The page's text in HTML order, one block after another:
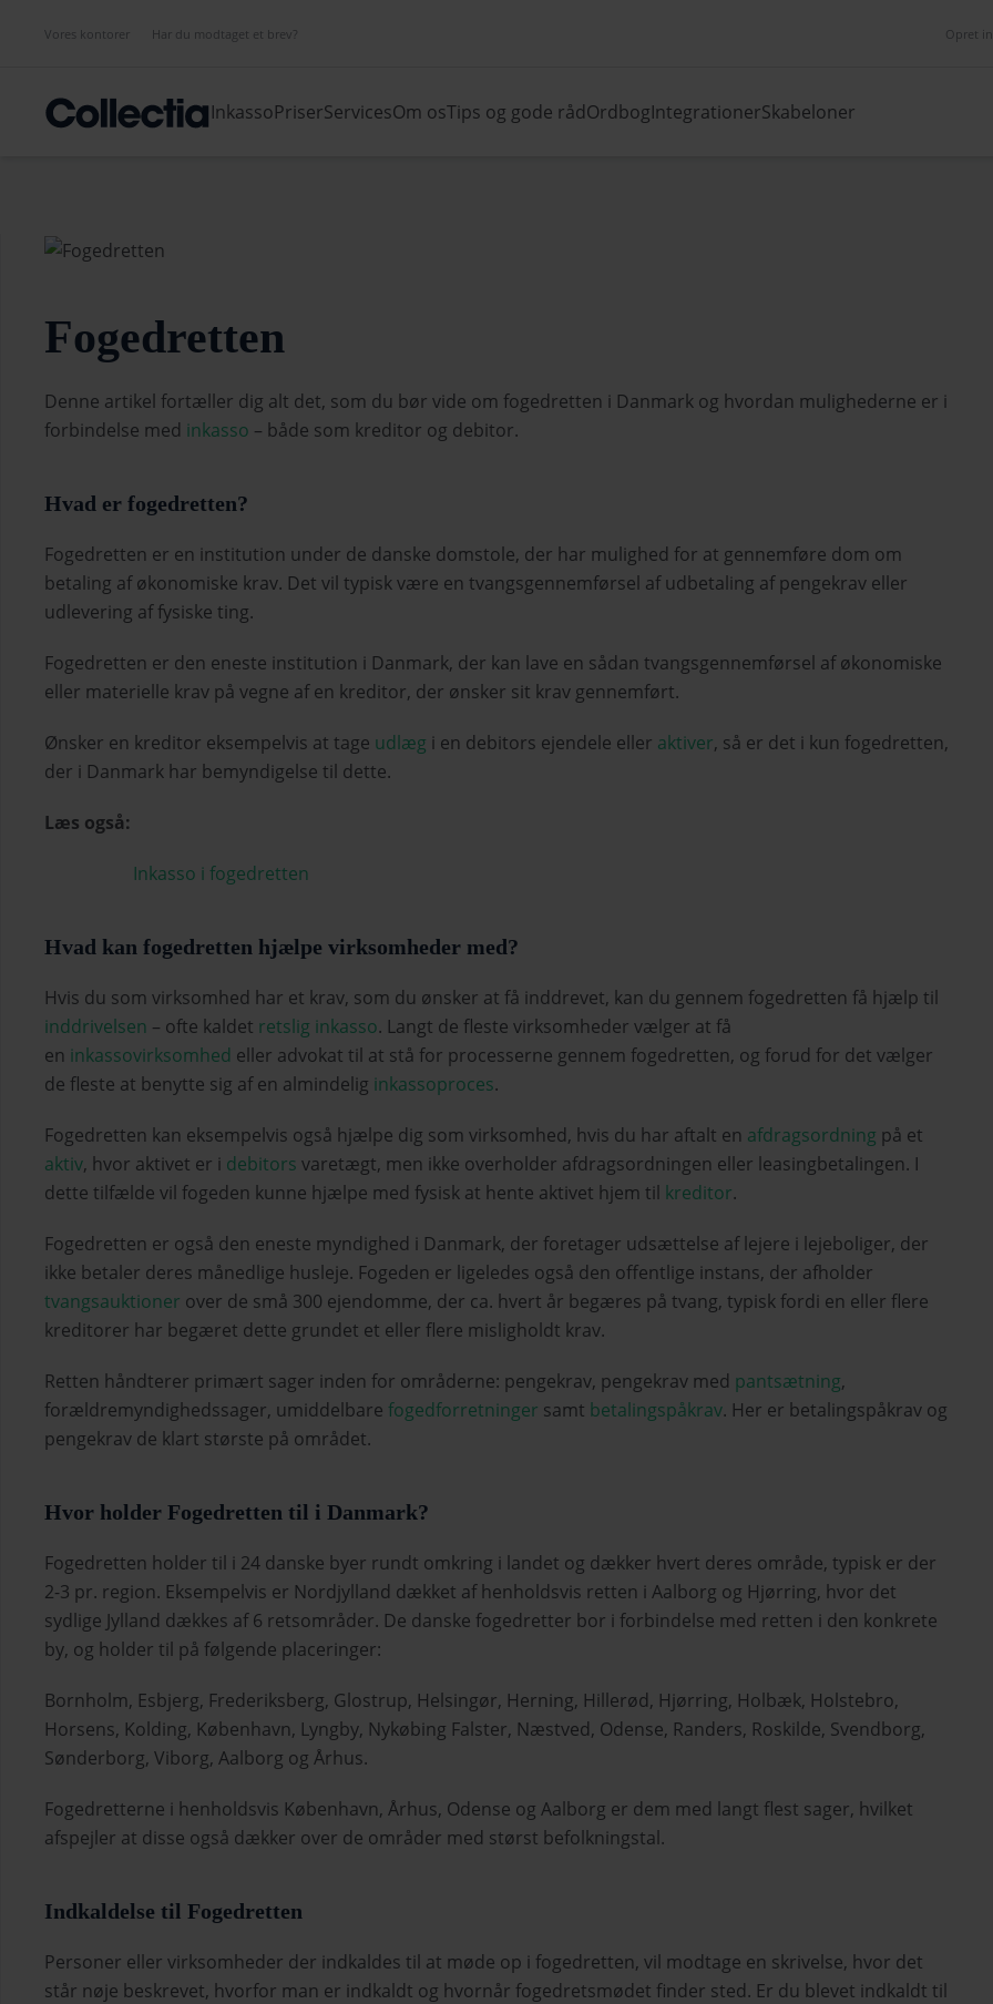
Vores kontorer Har du modtaget et brev? Opret
InkassoPriserServicesOm osTips og gode rådOrdbogIntegrationerSkabeloner
Fogedretten
Denne artikel fortæller dig alt det, som du bør vide om fogedretten i Danmark og hvordan mulighederne er i
forbindelse med inkasso – både som kreditor og debitor.
Hvad er fogedretten?
Fogedretten er en institution under de danske domstole, der har mulighed for at gennemføre dom om
betaling af økonomiske krav. Det vil typisk være en tvangsgennemførsel af udbetaling af pengekrav eller
udlevering af fysiske ting.
Fogedretten er den eneste institution i Danmark, der kan lave en sådan tvangsgennemførsel af økonomiske
eller materielle krav på vegne af en kreditor, der ønsker sit krav gennemført.
Ønsker en kreditor eksempelvis at tage udlæg i en debitors ejendele eller aktiver, så er det i kun fogedretten,
der i Danmark har bemyndigelse til dette.
Læs også:
Inkasso i fogedretten
Hvad kan fogedretten hjælpe virksomheder med?
Hvis du som virksomhed har et krav, som du ønsker at få inddrevet, kan du gennem fogedretten få hjælp til
inddrivelsen – ofte kaldet retslig inkasso. Langt de fleste virksomheder vælger at få
en inkassovirksomhed eller advokat til at stå for processerne gennem fogedretten, og forud for det vælger
de fleste at benytte sig af en almindelig inkassoproces.
Fogedretten kan eksempelvis også hjælpe dig som virksomhed, hvis du har aftalt en afdragsordning på et
aktiv, hvor aktivet er i debitors varetægt, men ikke overholder afdragsordningen eller leasingbetalingen. I
dette tilfælde vil fogeden kunne hjælpe med fysisk at hente aktivet hjem til kreditor.
Fogedretten er også den eneste myndighed i Danmark, der foretager udsættelse af lejere i lejeboliger, der
ikke betaler deres månedlige husleje. Fogeden er ligeledes også den offentlige instans, der afholder
tvangsauktioner over de små 300 ejendomme, der ca. hvert år begæres på tvang, typisk fordi en eller flere
kreditorer har begæret dette grundet et eller flere misligholdt krav.
Retten håndterer primært sager inden for områderne: pengekrav, pengekrav med pantsætning,
forældremyndighedssager, umiddelbare fogedforretninger samt betalingspåkrav. Her er betalingspåkrav og
pengekrav de klart største på området.
Hvor holder Fogedretten til i Danmark?
Fogedretten holder til i 24 danske byer rundt omkring i landet og dækker hvert deres område, typisk er der
2-3 pr. region. Eksempelvis er Nordjylland dækket af henholdsvis retten i Aalborg og Hjørring, hvor det
sydlige Jylland dækkes af 6 retsområder. De danske fogedretter bor i forbindelse med retten i den konkrete
by, og holder til på følgende placeringer:
Bornholm, Esbjerg, Frederiksberg, Glostrup, Helsingør, Herning, Hillerød, Hjørring, Holbæk, Holstebro,
Horsens, Kolding, København, Lyngby, Nykøbing Falster, Næstved, Odense, Randers, Roskilde, Svendborg,
Sønderborg, Viborg, Aalborg og Århus.
Fogedretterne i henholdsvis København, Århus, Odense og Aalborg er dem med langt flest sager, hvilket
afspejler at disse også dækker over de områder med størst befolkningstal.
Indkaldelse til Fogedretten
Personer eller virksomheder der indkaldes til at møde op i fogedretten, vil modtage en skrivelse, hvor det
står nøje beskrevet, hvorfor man er indkaldt og hvornår fogedretsmødet finder sted. Er du blevet indkaldt til